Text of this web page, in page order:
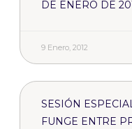
DE ENERO DE
9 Enero, 2012
SESIÓN
FUNGE ENTRE